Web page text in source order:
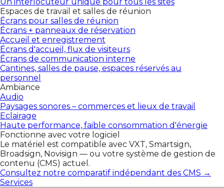
Un interlocuteur unique pour tous les sites
Espaces de travail et salles de réunion
Écrans pour salles de réunion
Écrans + panneaux de réservation
Accueil et enregistrement
Écrans d'accueil, flux de visiteurs
Écrans de communication interne
Cantines, salles de pause, espaces réservés au
personnel
Ambiance
Audio
Paysages sonores – commerces et lieux de travail
Eclairage
Haute performance, faible consommation d'énergie
Fonctionne avec votre logiciel
Le matériel est compatible avec VXT, Smartsign,
Broadsign, Novisign — ou votre système de gestion de
contenu (CMS) actuel.
Consultez notre comparatif indépendant des CMS →
Services